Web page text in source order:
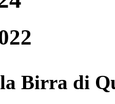
Birra di